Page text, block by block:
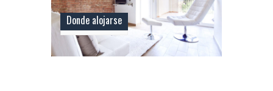
Donde alojarse